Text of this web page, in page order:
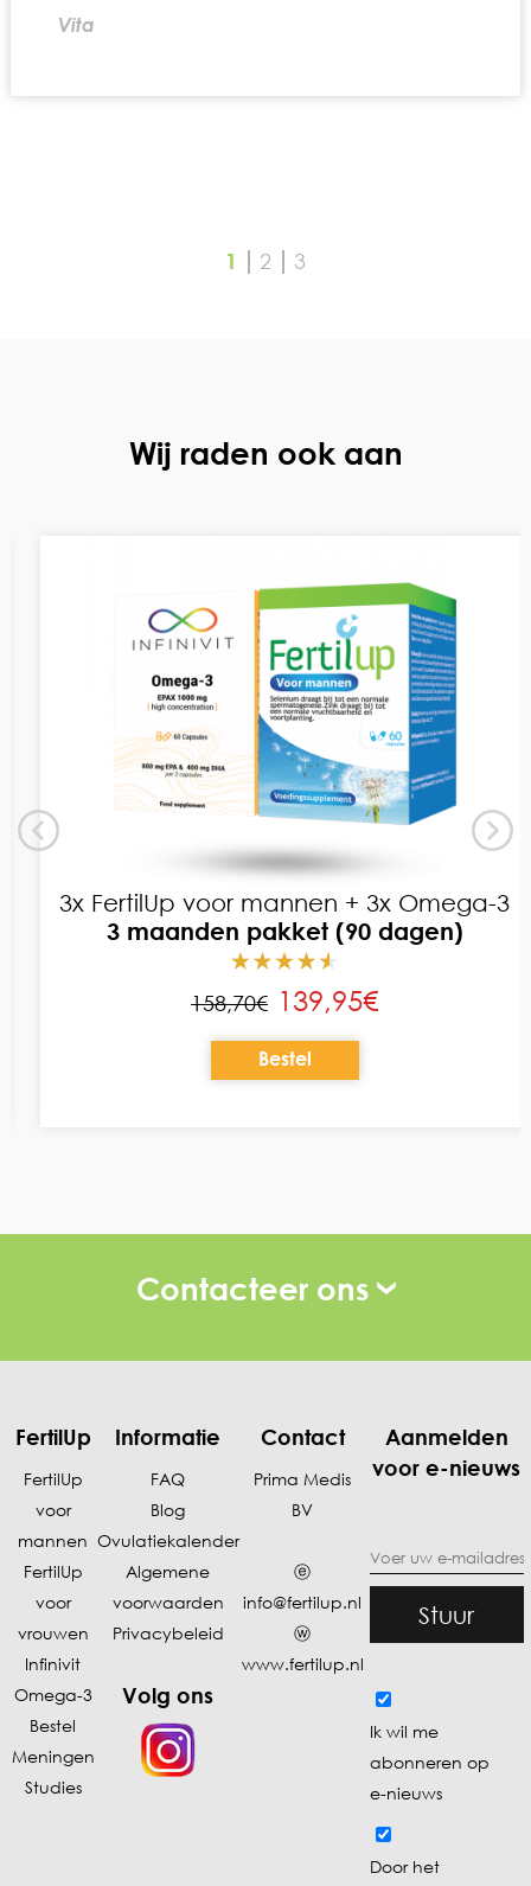
Vita
1 2 3
Wij raden ook aan
3x FertilUp voor mannen + 3x Omega-3
3 maanden pakket (90 dagen)
158,70€ 139,95€
Bestel
Contacteer ons
FertilUp
FertilUp
voor
mannen
FertilUp
voor
vrouwen
Infinivit
Omega-3
Bestel
Meningen
Studies
Informatie
FAQ
Blog
Ovulatiekalender
Algemene
voorwaarden
Privacybeleid
Volg ons
Contact
Prima Medis
BV
ⓔ
info@fertilup.nl
ⓦ
www.fertilup.nl
Aanmelden
voor e-nieuws
Stuur
Ik wil me
abonneren op
e-nieuws
Door het